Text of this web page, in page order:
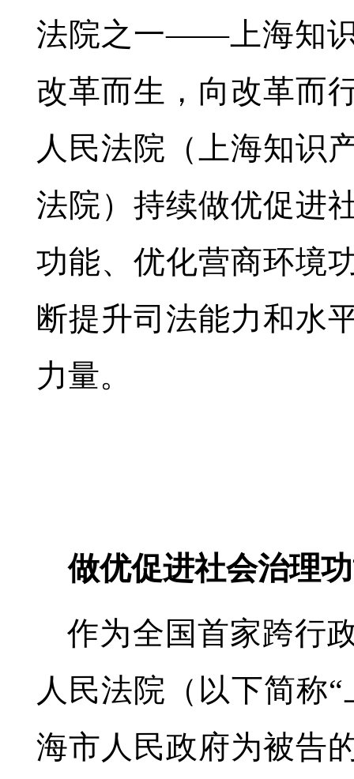
法院之一——上海知
改革而生，向改革而
人民法院（上海知识
法院）持续做优促进
功能、优化营商环境
断提升司法能力和水
力量。
做优促进社会治理
作为全国首家跨行
人民法院（以下简称
海市人民政府为被告